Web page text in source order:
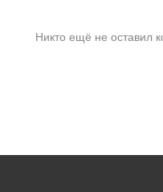
Никто ещё не оставил